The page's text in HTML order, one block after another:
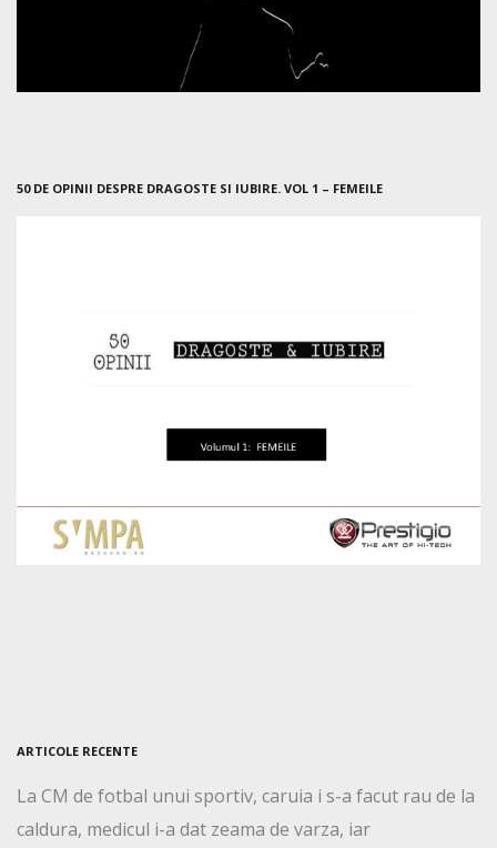
50 DE OPINII DESPRE DRAGOSTE SI IUBIRE. VOL 1 – FEMEILE
ARTICOLE RECENTE
La CM de fotbal unui sportiv, caruia i s-a facut rau de la
caldura, medicul i-a dat zeama de varza, iar